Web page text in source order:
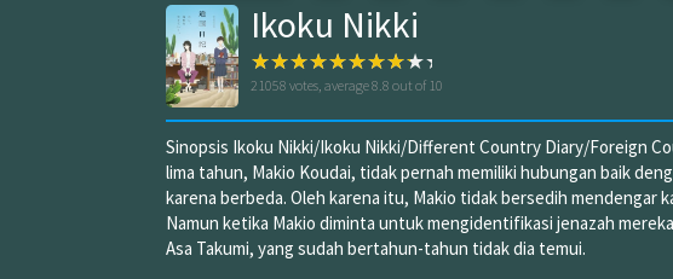
Ikoku Nikki
21058 votes, average8.8 out of 10
Sinopsis Ikoku Nikki/Ikoku Nikki/Different Country Diary/Foreign
lima tahun, Makio Koudai, tidak pernah memiliki hubungan baik
karena berbeda. Oleh karena itu, Makio tidak bersedih mendengar
Namun ketika Makio diminta untuk mengidentifikasi jenazah
Asa Takumi, yang sudah bertahun-tahun tidak dia temui.